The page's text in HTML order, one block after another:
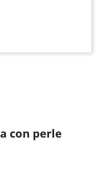
con perle